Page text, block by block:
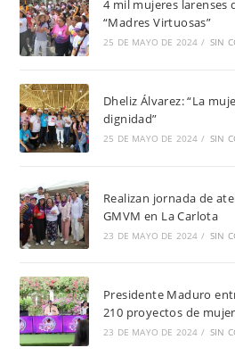
4 mil mujeres
“Madres Virtuosas”
25 DE MAYO DE 2024 / SIN
Dheliz Álvarez: “La
dignidad”
25 DE MAYO DE 2024 / SIN
Realizan jornada de
GMVM en La Carlota
23 DE MAYO DE 2024 / SIN
Presidente Maduro
210 proyectos de
23 DE MAYO DE 2024 / SIN